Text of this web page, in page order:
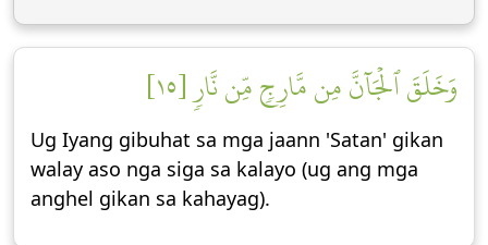
وَخَلَقَ ٱلۡجَآنَّ مِن مَّارِجٖ مِّن نَّارٖ [١٥]
Ug Iyang gibuhat sa mga jaann 'Satan' gikan
walay aso nga siga sa kalayo (ug ang mga
anghel gikan sa kahayag).